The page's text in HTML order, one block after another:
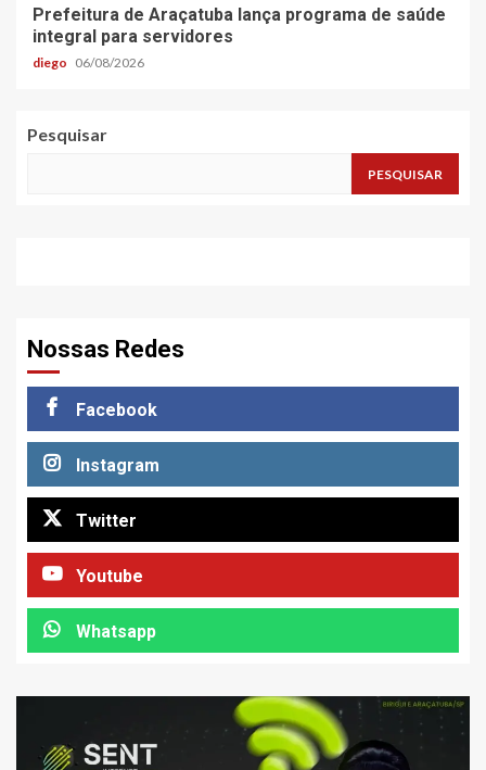
Prefeitura de Araçatuba lança programa de saúde
integral para servidores
diego 06/08/2026
Pesquisar
PESQUISAR
Nossas Redes
Facebook
Instagram
Twitter
Youtube
Whatsapp